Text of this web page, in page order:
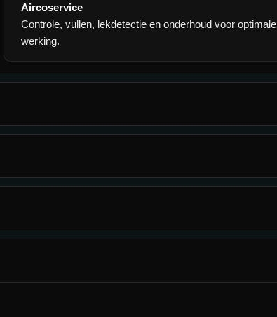
Aircoservice
Controle, vullen, lekdetectie en onderhoud voor optimale
werking.